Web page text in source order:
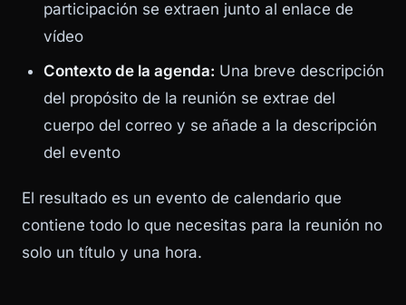
participación se extraen junto al enlace de
vídeo
Contexto de la agenda: Una breve descripción
del propósito de la reunión se extrae del
cuerpo del correo y se añade a la descripción
del evento
El resultado es un evento de calendario que
contiene todo lo que necesitas para la reunión no
solo un título y una hora.